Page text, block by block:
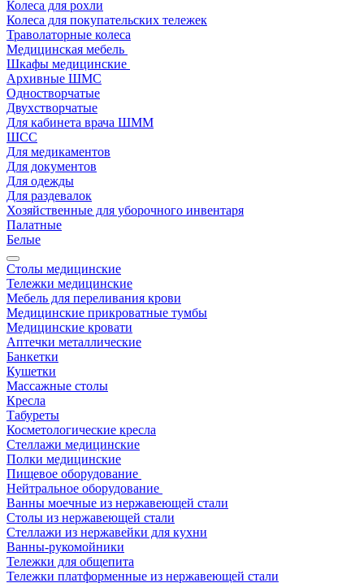
Колеса для рохли
Колеса для покупательских тележек
Траволаторные колеса
Медицинская мебель
Шкафы медицинские
Архивные ШМС
Одностворчатые
Двухстворчатые
Для кабинета врача ШММ
ШСС
Для медикаментов
Для документов
Для одежды
Для раздевалок
Хозяйственные для уборочного инвентаря
Палатные
Белые
Столы медицинские
Тележки медицинские
Мебель для переливания крови
Медицинские прикроватные тумбы
Медицинские кровати
Аптечки металлические
Банкетки
Кушетки
Массажные столы
Кресла
Табуреты
Косметологические кресла
Стеллажи медицинские
Полки медицинские
Пищевое оборудование
Нейтральное оборудование
Ванны моечные из нержавеющей стали
Столы из нержавеющей стали
Стеллажи из нержавейки для кухни
Ванны-рукомойники
Тележки для общепита
Тележки платформенные из нержавеющей стали